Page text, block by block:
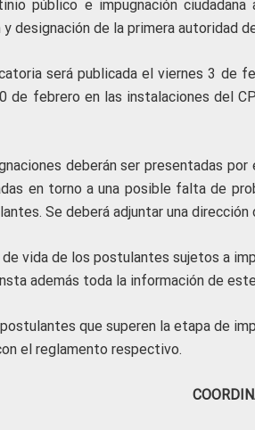
público e impugnación
designación de la primera autoridad
será publicada el viernes 3 de
de febrero en las instalaciones del
deberán ser presentadas
en torno a una posible falta de
Se deberá adjuntar una
de vida de los postulantes sujetos a
además toda la información de
que superen la etapa de
el reglamento respectivo.